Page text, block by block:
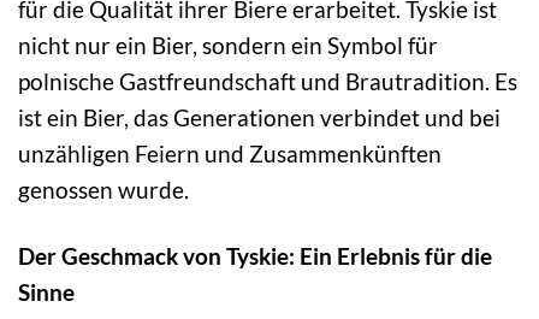
für die Qualität ihrer Biere erarbeitet. Tyskie ist
nicht nur ein Bier, sondern ein Symbol für
polnische Gastfreundschaft und Brautradition. Es
ist ein Bier, das Generationen verbindet und bei
unzähligen Feiern und Zusammenkünften
genossen wurde.
Der Geschmack von Tyskie: Ein Erlebnis für die
Sinne